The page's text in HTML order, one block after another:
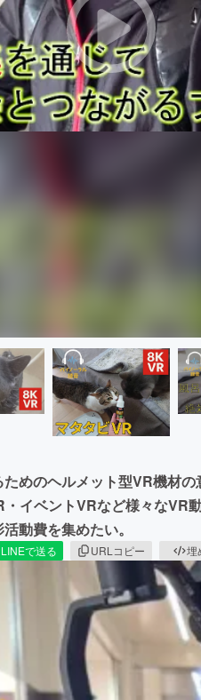
めのヘルメット型VR機材
イベントVRなど様々なVR
動費を集めたい。
LINEで送る URLコピー 埋